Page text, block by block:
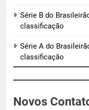
Série B do
classificação
Série A do
classificação
Novos